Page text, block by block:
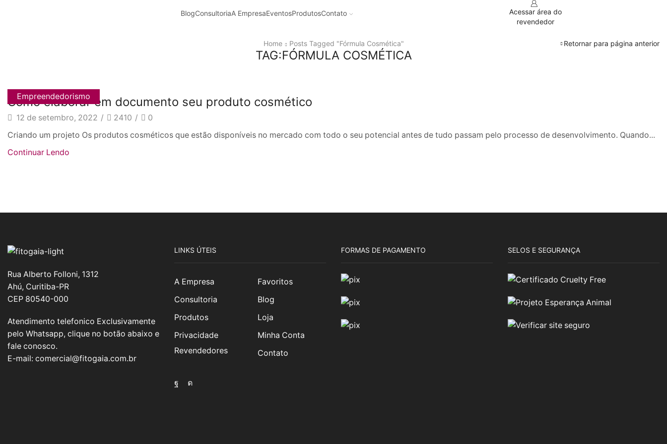
BlogConsultoriaA EmpresaEventosProdutosContato
Acessar área do
revendedor
Retornar para página anterior
Home Posts Tagged "fórmula Cosmética"
TAG:FÓRMULA COSMÉTICA
Empreendedorismo
Como elaborar em documento seu produto cosmético
12 de setembro, 2022 / 2410 /
0
Criando um projeto Os produtos cosméticos que estão disponíveis no mercado com todo o seu potencial antes de tudo passam pelo processo de desenvolvimento. Quando...
Continuar Lendo
Rua Alberto Folloni, 1312
Ahú, Curitiba-PR
CEP 80540-000
Atendimento telefonico Exclusivamente
pelo Whatsapp, clique no botão abaixo e
fale conosco.
E-mail: comercial@fitogaia.com.br
LINKS ÚTEIS
A Empresa
Consultoria
Produtos
Privacidade
Revendedores
Favoritos
Blog
Loja
Minha Conta
Contato
Facebook
Instagram
FORMAS DE PAGAMENTO SELOS E SEGURANÇA